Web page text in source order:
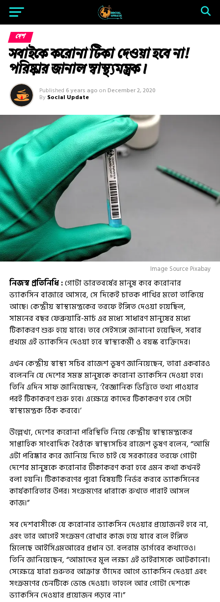
দেশ
সবাইকে করোনা টিকা দেওয়া হবে না!
পরিষ্কার জানাল স্বাস্থ্যমন্ত্রক।
Published 6 years ago on December 2, 2020
By Social Update
Image Source Pixabay
নিজস্ব প্রতিনিধি :গোটা ভারতবর্ষের মানুষ কবে করোনার
ভ্যাকসিন বাজারে আসবে, সে দিকেই চাতক পাখির মতো তাকিয়ে
আছে। কেন্দ্রীয় স্বাস্থ্যমন্ত্রকের তরফে ইঙ্গিত দেওয়া হয়েছিল,
সামনের বছর ফেব্রুয়ারি-মার্চ এর মধ্যে সাধারণ মানুষের মধ্যে
টিকাকরণ শুরু হয়ে যাবে। তবে সেইসঙ্গে জানানো হয়েছিল, সবার
প্রথমে এই ভ্যাকসিন দেওয়া হবে স্বাস্থ্যকর্মী ও বয়স্ক ব্যক্তিদের।
এখন কেন্দ্রীয় স্বাস্থ্য সচিব রাজেশ ভূষণ জানিয়েছেন, তারা একবারও
বলেননি যে দেশের সমস্ত মানুষকে করোনা ভ্যাকসিন দেওয়া হবে।
তিনি এদিন সাফ জানিয়েছেন, ‘বৈজ্ঞানিক ভিত্তিতে তথ্য পাওয়ার
পরই টিকাকরণ শুরু হবে। এক্ষেত্রে কাদের টিকাকরণ হবে সেটা
স্বাস্থ্যমন্ত্রক ঠিক করবে।’
উল্লেখ্য, দেশের করোনা পরিস্থিতি নিয়ে কেন্দ্রীয় স্বাস্থ্যমন্ত্রকের
সাপ্তাহিক সাংবাদিক বৈঠকে স্বাস্থ্যসচিব রাজেশ ভূষণ বলেন, “আমি
এটা পরিষ্কার করে জানিয়ে দিতে চাই যে সরকারের তরফে গোটা
দেশের মানুষকে করোনার টীকাকরণ করা হবে এমন কথা কখনই
বলা হয়নি। টিকাকরণের পুরো বিষয়টি নির্ভর করবে ভ্যাকসিনের
কার্যকারিতার উপর। সংক্রমণের ধারাকে রুখতে পারাই আসল
কাজ।”
সব দেশবাসীকে যে করোনার ভ্যাকসিন দেওয়ার প্রয়োজনই হবে না,
এবং তার আগেই সংক্রমণ রোখার কাজ হয়ে যাবে বলে ইঙ্গিত
মিলেছে আইসিএমআরের প্রধান ডা. বলরাম ভার্গবের কথাতেও।
তিনি জানিয়েছেন, “আমাদের মূল লক্ষ্য এই ভাইরাসকে আটকানো।
সেক্ষেত্রে যারা গুরুতর আক্রান্ত তাঁদের আগে ভ্যাকসিন দেওয়া এবং
সংক্রমণের চেনটিকে ভেঙে দেওয়া। তাহলে আর গোটা দেশকে
ভ্যাকসিন দেওয়ার প্রয়োজন পড়বে না।”